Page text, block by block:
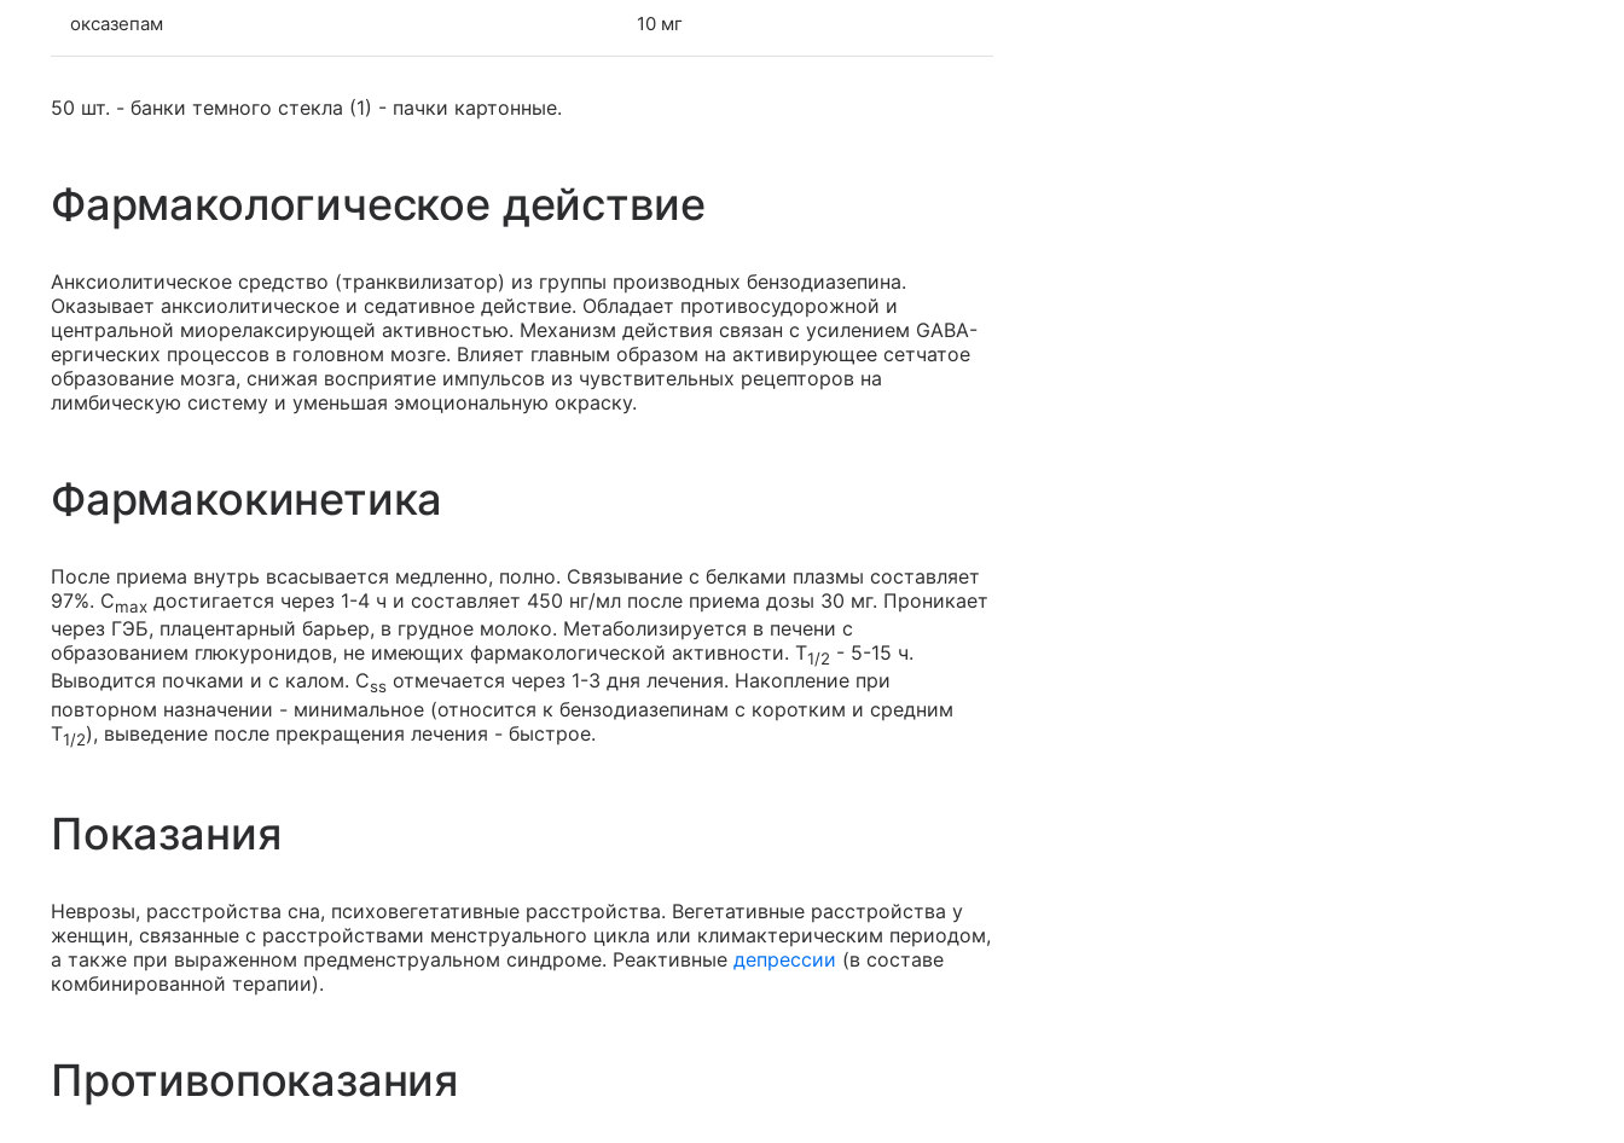
оксазепам 10 мг
50 шт. - банки темного стекла (1) - пачки картонные.
Фармакологическое действие
Анксиолитическое средство (транквилизатор) из группы производных бензодиазепина.
Оказывает анксиолитическое и седативное действие. Обладает противосудорожной и
центральной миорелаксирующей активностью. Механизм действия связан с усилением GABA-
ергических процессов в головном мозге. Влияет главным образом на активирующее сетчатое
образование мозга, снижая восприятие импульсов из чувствительных рецепторов на
лимбическую систему и уменьшая эмоциональную окраску.
Фармакокинетика
После приема внутрь всасывается медленно, полно. Связывание с белками плазмы составляет
97%. Cmax достигается через 1-4 ч и составляет 450 нг/мл после приема дозы 30 мг. Проникает
через ГЭБ, плацентарный барьер, в грудное молоко. Метаболизируется в печени с
образованием глюкуронидов, не имеющих фармакологической активности. T1/2 - 5-15 ч.
Выводится почками и с калом. Css отмечается через 1-3 дня лечения. Накопление при
повторном назначении - минимальное (относится к бензодиазепинам с коротким и средним
T1/2), выведение после прекращения лечения - быстрое.
Показания
Неврозы, расстройства сна, психовегетативные расстройства. Вегетативные расстройства у
женщин, связанные с расстройствами менструального цикла или климактерическим периодом,
а также при выраженном предменструальном синдроме. Реактивные депрессии (в составе
комбинированной терапии).
Противопоказания